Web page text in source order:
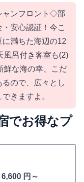
ャンフロント◇部
安心認証！今こ
満ちた海辺の12
風呂付き客室も(2)
鮮な海の幸、こだ
ので、広々とし
きますよ。
でお得なプ
円～